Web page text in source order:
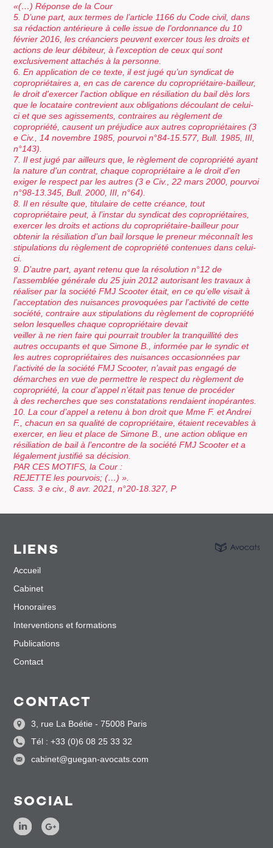
«(…) Réponse de la Cour
5. D’une part, aux termes de l’article 1166 du Code civil, dans
sa rédaction antérieure à celle issue de l'ordonnance du 10
février 2016, les créanciers peuvent exercer tous les droits et
actions de leur débiteur, à l'exception de ceux qui sont
exclusivement attachés à la personne.
6. En application de ce texte, il est jugé qu’un syndicat de
copropriétaires a, en cas de carence du copropriétaire-bailleur,
le droit d'exercer l'action oblique en résiliation du bail dès lors
que le locataire contrevient aux obligations découlant de celui-
ci et que ses agissements, contraires au règlement de
copropriété, causent un préjudice aux autres copropriétaires (3
e Civ., 14 novembre 1985, pourvoi n°84-15.577, Bull. 1985, III,
n°143).
7. Il est jugé par ailleurs que, le règlement de copropriété ayant
la nature d'un contrat, chaque copropriétaire a le droit d'en
exiger le respect par les autres (3 e Civ., 22 mars 2000, pourvoi
n°98-13.345, Bull. 2000, III, n°64).
8. Il en résulte que, titulaire de cette créance, tout
copropriétaire peut, à l’instar du syndicat des copropriétaires,
exercer les droits et actions du copropriétaire-bailleur pour
obtenir la résiliation d’un bail lorsque le preneur méconnaît les
stipulations du règlement de copropriété contenues dans celui-
ci.
9. D’autre part, ayant retenu que la résolution n°12 de
l’assemblée générale du 25 juin 2012 autorisant les travaux à
réaliser par la société FMJ Scooter était, en ce qu’elle visait à
l’acceptation des nuisances provoquées par l’activité de cette
société, contraire aux stipulations du règlement de copropriété
selon lesquelles chaque copropriétaire devait
veiller à ne rien faire qui pourrait troubler la tranquillité des
autres occupants et que Simone B., informée par le syndic et
les autres copropriétaires des nuisances occasionnées par
l’activité de la société FMJ Scooter, n’avait pas engagé de
démarches en vue de permettre le respect du règlement de
copropriété, la cour d’appel n’était pas tenue de procéder
à des recherches que ses constatations rendaient inopérantes.
10. La cour d’appel a retenu à bon droit que Mme F. et Andrei
F., chacun en sa qualité de copropriétaire, étaient recevables à
exercer, en lieu et place de Simone B., une action oblique en
résiliation de bail à l’encontre de la société FMJ Scooter et a
légalement justifié sa décision.
PAR CES MOTIFS, la Cour :
REJETTE les pourvois; (…) ».
Cass. 3 e civ., 8 avr. 2021, n°20-18.327, P
LIENS
Accueil
Cabinet
Honoraires
Interventions et formations
Publications
Contact
CONTACT
3, rue La Boétie - 75008 Paris
Tél : +33 (0)6 08 25 33 32
cabinet@guegan-avocats.com
SOCIAL